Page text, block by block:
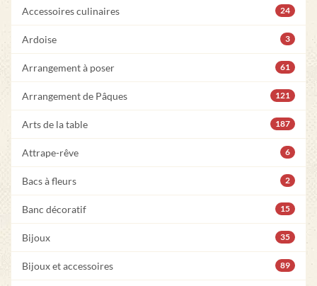
Accessoires culinaires 24
Ardoise 3
Arrangement à poser 61
Arrangement de Pâques 121
Arts de la table 187
Attrape-rêve 6
Bacs à fleurs 2
Banc décoratif 15
Bijoux 35
Bijoux et accessoires 89